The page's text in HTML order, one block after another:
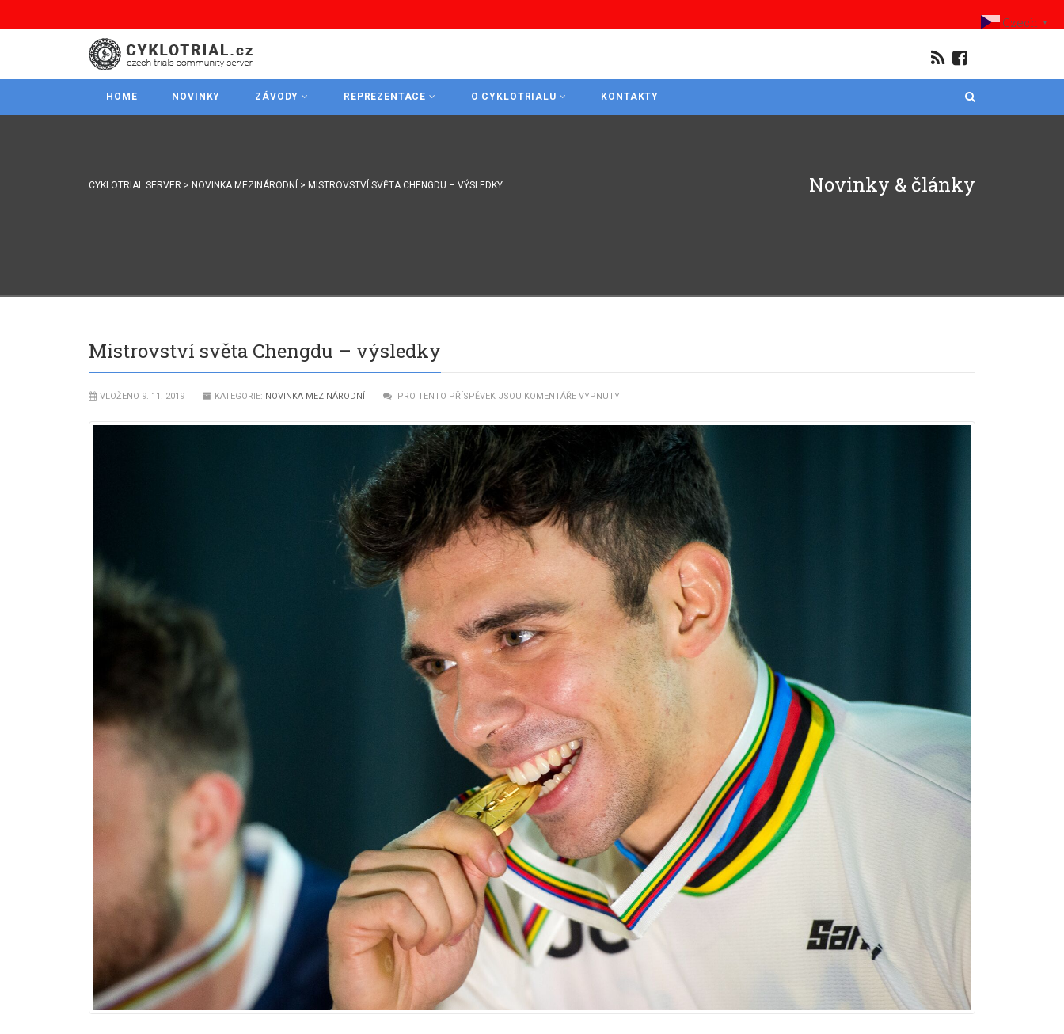
HOME NOVINKY ZÁVODY REPREZENTACE O CYKLOTRIALU KONTAKTY
CYKLOTRIAL SERVER > NOVINKA MEZINÁRODNÍ > MISTROVSTVÍ SVĚTA CHENGDU – VÝSLEDKY Novinky & články
Mistrovství světa Chengdu – výsledky
VLOŽENO 9. 11. 2019 KATEGORIE: NOVINKA MEZINÁRODNÍ PRO TENTO PŘÍSPĚVEK JSOU KOMENTÁŘE VYPNUTY
Czech ▼